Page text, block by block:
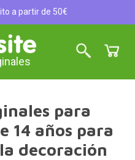
a partir de 50€
para
14 años para
decoración